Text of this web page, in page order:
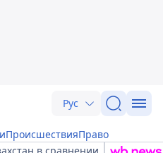
Рус
ПроисшествияПраво